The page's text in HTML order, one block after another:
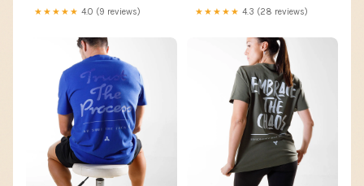
★★★★★ 4.0 (9 reviews) ★★★★★ 4.3 (28 reviews)